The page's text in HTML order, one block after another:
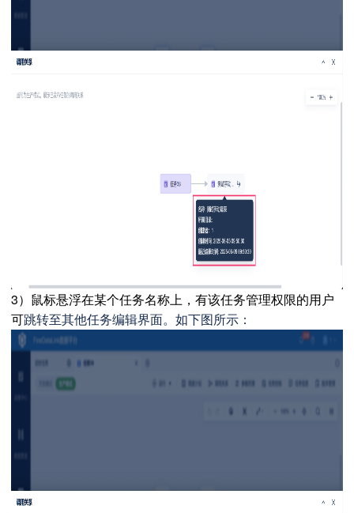
3）鼠标悬浮在某个任务名称上，有该任务管理权限的用户
可跳转至其他任务编辑界面。如下图所示：